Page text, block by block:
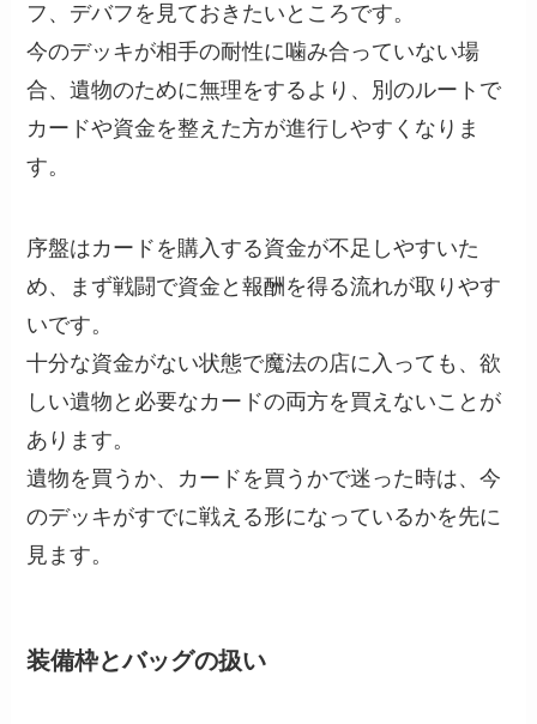
フ、デバフを見ておきたいところです。
今のデッキが相手の耐性に噛み合っていない場
合、遺物のために無理をするより、別のルートで
カードや資金を整えた方が進行しやすくなりま
す。
序盤はカードを購入する資金が不足しやすいた
め、まず戦闘で資金と報酬を得る流れが取りやす
いです。
十分な資金がない状態で魔法の店に入っても、欲
しい遺物と必要なカードの両方を買えないことが
あります。
遺物を買うか、カードを買うかで迷った時は、今
のデッキがすでに戦える形になっているかを先に
見ます。
装備枠とバッグの扱い